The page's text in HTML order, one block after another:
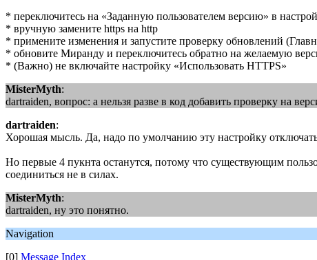
* переключитесь на «Заданную пользователем версию» в
* вручную замените https на http
* примените изменения и запустите проверку обновлений
* обновите Миранду и переключитесь обратно на желаемую
* (Важно) не включайте настройку «Использовать HTTPS»
MisterMyth:
dartraiden, вопрос: а нельзя разве в код добавить проверку на
dartraiden:
Хорошая мысль. Да, надо по умолчанию эту настройку
Но первые 4 пукнта останутся, потому что существующим
соединиться не в силах.
MisterMyth:
dartraiden, ну это понятно.
Navigation
[0] Message Index